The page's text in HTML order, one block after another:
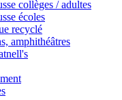
collèges / adultes
écoles
recyclé
amphithéâtres